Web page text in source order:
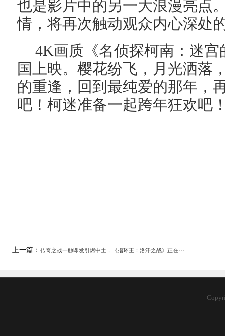
也是影片中的另一大浪漫亮点
情，将再次触动观众内心深处
4K画质《名侦探柯南：迷
国上映。樱花纷飞，月光洒落
的重逢，回到最纯爱的那年，
吧！柯迷准备一起跨年狂欢吧
上一篇： 传奇之战一触即发引燃中土，《指环王：洛汗之战》正在···